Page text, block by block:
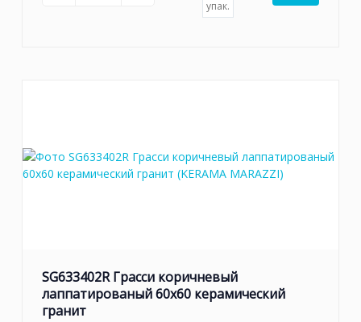
упак.
SG633402R Грасси коричневый
лаппатированый 60x60 керамический
гранит